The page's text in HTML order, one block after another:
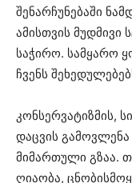
შენარჩუნებაში
ამისთვის მუდმივი
საჭირო. სამყარო
ჩვენს
კონსერვატიზმის,
დაცვის გამოვლენა
მიმართული გზაა.
ღიაობა,